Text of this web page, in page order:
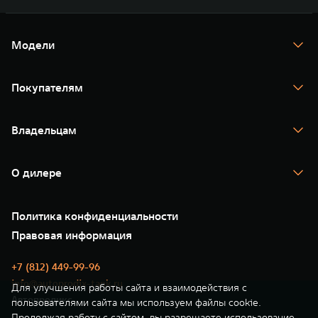
Модели
TANK 400
TANK 500
Покупателям
Тест-драйв
TANK Финансы
Корпоративным клиентам
Зарядные станции
Владельцам
Помощь на дороге
Новые цифровые сервисы TANK
Сервис
Нулевое ТО
Моторные масла
О дилере
35 лет GWM
GWM ТЕХ ДЕНЬ
Новости
Политика конфиденциальности
Правовая информация
+7 (812) 449-99-96
info@autoprodix-tank.ru
Автопродикс
Для улучшения работы сайта и взаимодействия с
пользователями сайта мы используем файлы cookie.